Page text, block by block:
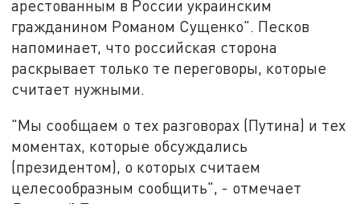
арестованным в России украинским
гражданином Романом Сущенко". Песков
напоминает, что российская сторона
раскрывает только те переговоры, которые
считает нужными.
"Мы сообщаем о тех разговорах (Путина) и тех
моментах, которые обсуждались
(президентом), о которых считаем
целесообразным сообщить", - отмечает